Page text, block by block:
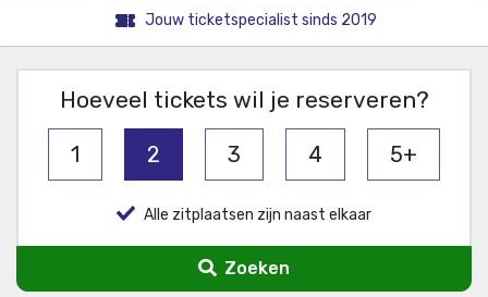
Jouw ticketspecialist sinds 2019
Hoeveel tickets wil je reserveren?
1 2 3 4 5+
Alle zitplaatsen zijn naast elkaar
Zoeken